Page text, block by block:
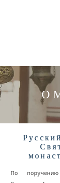
О
По поручению